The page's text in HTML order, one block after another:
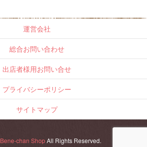
運営会社
総合お問い合わせ
出店者様用お問い合せ
プライバシーポリシー
サイトマップ
Bene-chan ShopAll Rights Reserved.